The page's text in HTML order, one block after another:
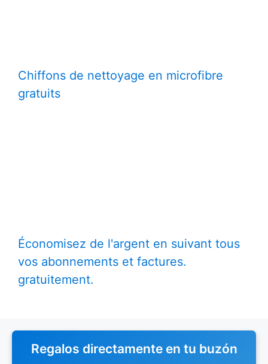
Chiffons de nettoyage en microfibre
gratuits
Économisez de l'argent en suivant tous
vos abonnements et factures.
gratuitement.
Regalos directamente en tu buzón